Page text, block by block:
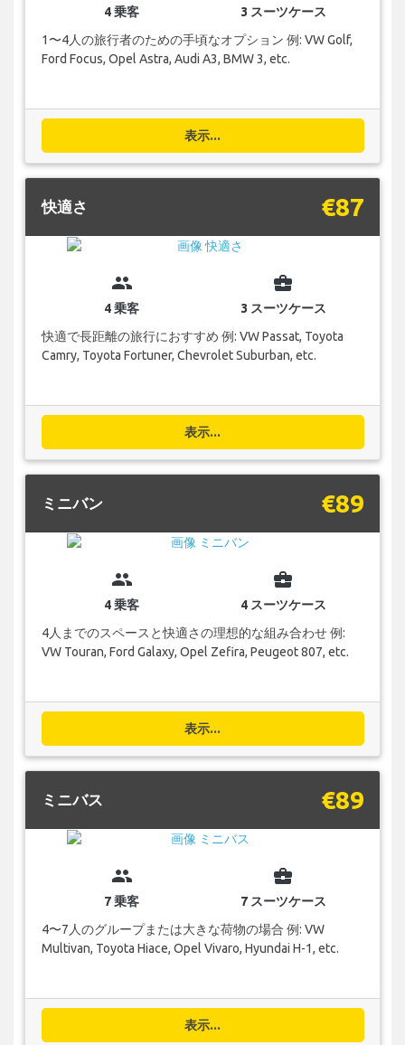
4 乗客
3 スーツケース
1〜4人の旅行者のための手頃なオプション 例: VW Golf,
Ford Focus, Opel Astra, Audi A3, BMW 3, etc.
表示...
快適さ €87
group
4 乗客
business_center
3 スーツケース
快適で長距離の旅行におすすめ 例: VW Passat, Toyota
Camry, Toyota Fortuner, Chevrolet Suburban, etc.
表示...
ミニバン €89
group
4 乗客
business_center
4 スーツケース
4人までのスペースと快適さの理想的な組み合わせ 例:
VW Touran, Ford Galaxy, Opel Zefira, Peugeot 807, etc.
表示...
ミニバス €89
group
7 乗客
business_center
7 スーツケース
4〜7人のグループまたは大きな荷物の場合 例: VW
Multivan, Toyota Hiace, Opel Vivaro, Hyundai H-1, etc.
表示...